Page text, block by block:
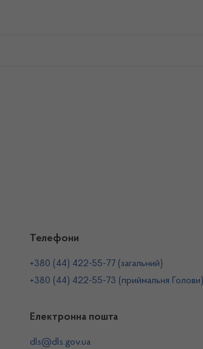
Телефони
+380 (44) 422-55-77 (загальний)
+380 (44) 422-55-73 (приймальня Голови)
Електронна пошта
dls@dls.gov.ua